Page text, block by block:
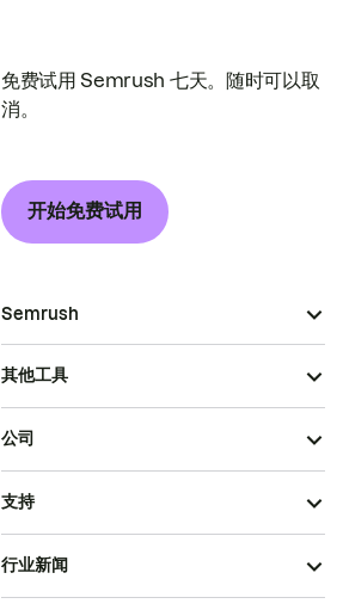
免费试用 Semrush 七天。随时可以取
消。
开始免费试用
Semrush
其他工具
公司
支持
行业新闻